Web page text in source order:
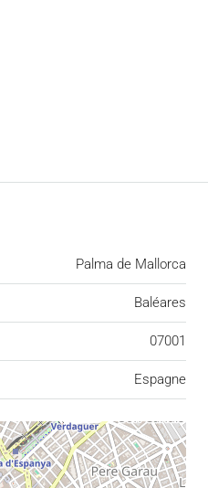
Palma de Mallorca
Baléares
07001
Espagne